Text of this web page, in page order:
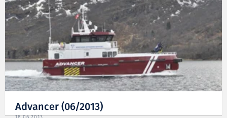
Advancer (06/2013)